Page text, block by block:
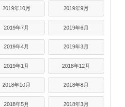
2019年10月 2019年9月
2019年7月 2019年6月
2019年4月 2019年3月
2019年1月 2018年12月
2018年10月 2018年8月
2018年5月 2018年3月